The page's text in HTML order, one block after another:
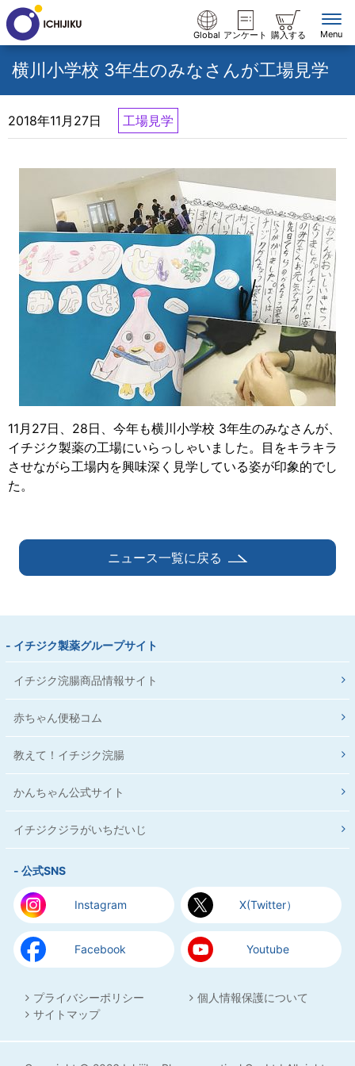
Global アンケート 購入する Menu
横川小学校 3年生のみなさんが工場見学
2018年11月27日 工場見学
11月27日、28日、今年も横川小学校 3年生のみなさんが、
イチジク製薬の工場にいらっしゃいました。目をキラキラ
させながら工場内を興味深く見学している姿が印象的でし
た。
ニュース一覧に戻る
- イチジク製薬グループサイト
イチジク浣腸商品情報サイト
赤ちゃん便秘コム
教えて！イチジク浣腸
かんちゃん公式サイト
イチジクジラがいちだいじ
- 公式SNS
Instagram X(Twitter）
Facebook Youtube
プライバシーポリシー
個人情報保護について
サイトマップ